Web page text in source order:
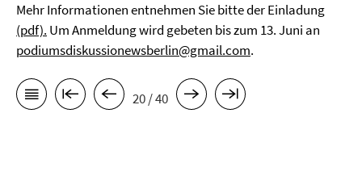
Mehr Informationen entnehmen Sie bitte der Einladung
(pdf). Um Anmeldung wird gebeten bis zum 13. Juni an
podiumsdiskussionewsberlin@gmail.com.
20 / 40